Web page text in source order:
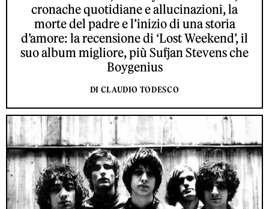
cronache quotidiane e allucinazioni, la
morte del padre e l’inizio di una storia
d’amore: la recensione di ‘Lost Weekend’, il
suo album migliore, più Sufjan Stevens che
Boygenius
DI CLAUDIO TODESCO